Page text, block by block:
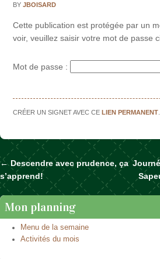
BYJBOISARD
Cette publication est protégée par un
voir, veuillez saisir votre mot de passe
Mot de passe :
CRÉER UN SIGNET AVEC CELIEN PERMANENT
Naviguer dans les
←Descendre avec prudence, ça
s’apprend!
Mon planning
Menu de la semaine
Activités du mois